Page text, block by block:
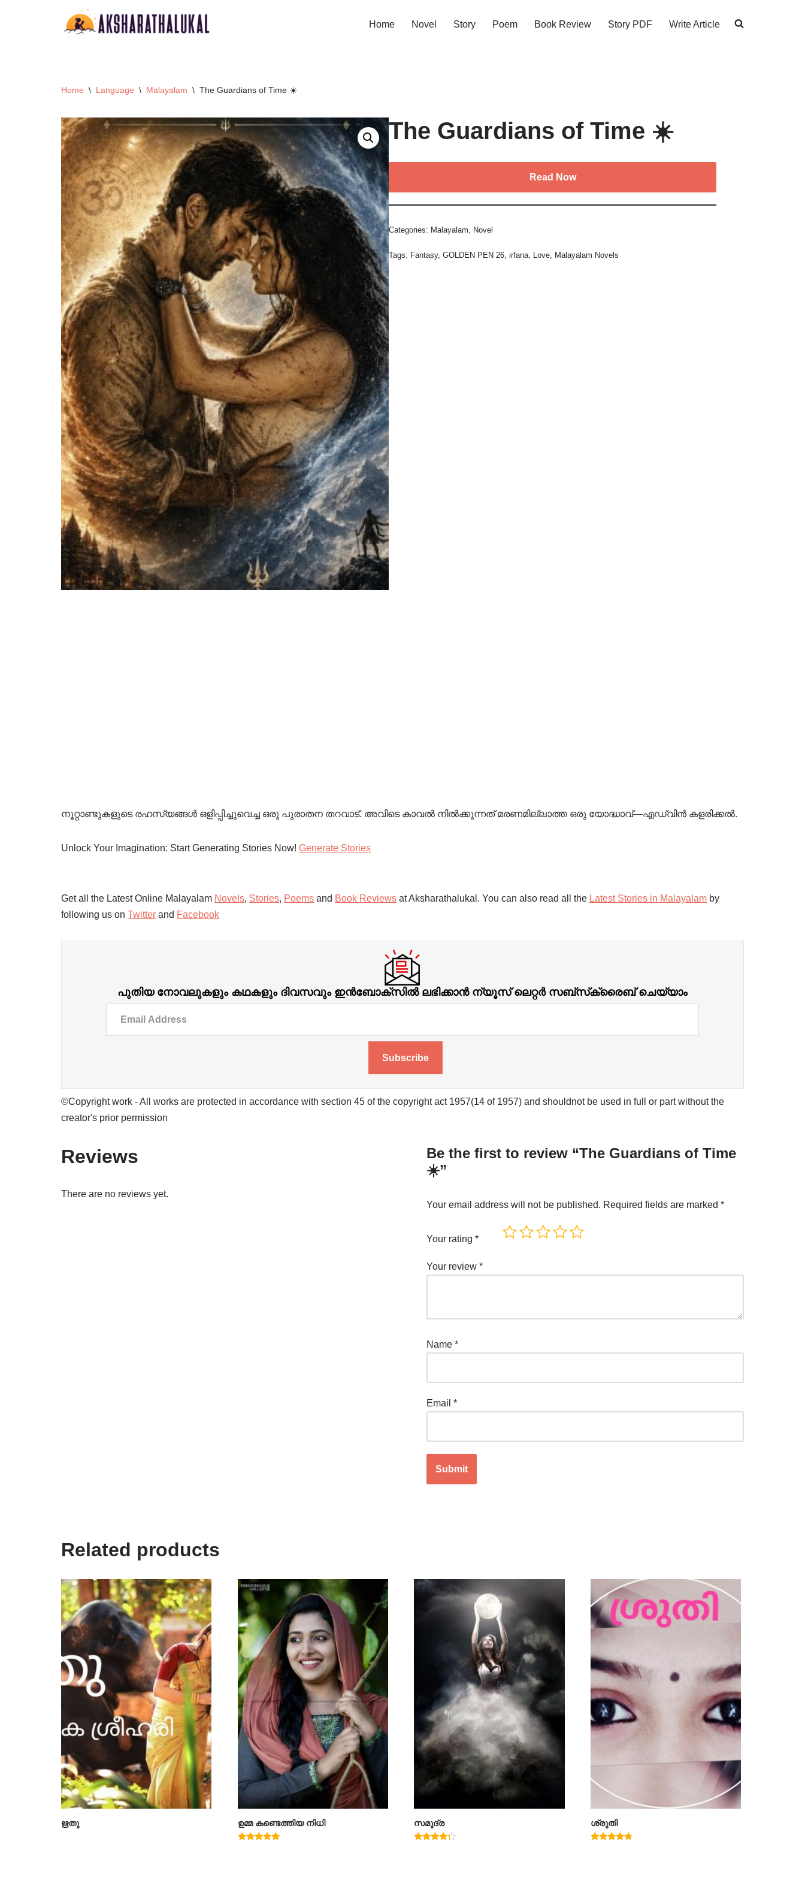
Home Novel Story Poem Book Review Story PDF Write Article
Home \ Language \ Malayalam \ The Guardians of Time ☀️
The Guardians of Time ☀️
Read Now
Categories: Malayalam, Novel
Tags: Fantasy,GOLDEN PEN 26,irfana, Love, Malayalam Novels
നൂറ്റാണ്ടുകളുടെ രഹസ്യങ്ങൾ ഒളിപ്പിച്ചുവെച്ച ഒരു പുരാതന തറവാട്. അവിടെ കാവൽ നിൽക്കുന്നത് മരണമില്ലാത്ത ഒരു യോദ്ധാവ്—എഡ്വിൻ കളരിക്കൽ.
Unlock Your Imagination: Start Generating Stories Now! Generate Stories
Get all the Latest Online Malayalam Novels, Stories, Poems and Book Reviews at Aksharathalukal. You can also read all the Latest Stories in Malayalam by
following us on Twitter and Facebook
പുതിയ നോവലുകളും കഥകളും ദിവസവും ഇന്‍ബോക്‌സില്‍ ലഭിക്കാന്‍ ന്യൂസ് ലെറ്റർ സബ്‌സ്‌ക്രൈബ് ചെയ്യാം
Subscribe
©Copyright work - All works are protected in accordance with section 45 of the copyright act 1957(14 of 1957) and shouldnot be used in full or part without the
creator's prior permission
Reviews
There are no reviews yet.
Be the first to review “The Guardians of Time
☀️”
Your email address will not be published. Required fields are marked *
Your rating *
Your review *
Name *
Email *
Related products
ഋതു ഉമ്മ കണ്ടെത്തിയ നിധി സമുദ്ര ശ്രുതി